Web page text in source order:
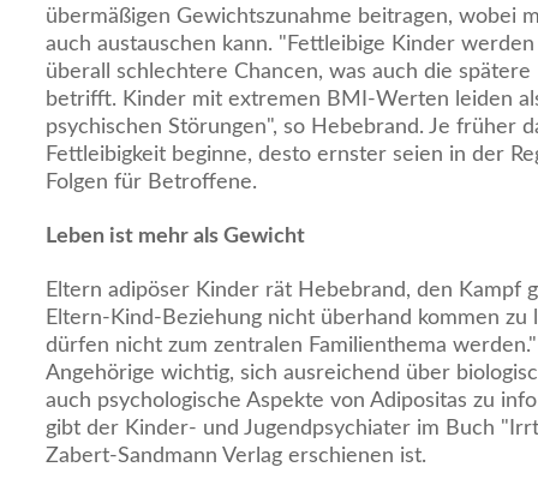
übermäßigen Gewichtszunahme beitragen, wobei
auch austauschen kann. "Fettleibige Kinder
überall schlechtere Chancen, was auch die
betrifft. Kinder mit extremen BMI-Werten leiden
psychischen Störungen", so Hebebrand. Je früher
Fettleibigkeit beginne, desto ernster seien in der
Folgen für Betroffene.
Leben ist mehr als Gewicht
Eltern adipöser Kinder rät Hebebrand, den Kampf
Eltern-Kind-Beziehung nicht überhand kommen zu
dürfen nicht zum zentralen Familienthema
Angehörige wichtig, sich ausreichend über
auch psychologische Aspekte von Adipositas zu
gibt der Kinder- und Jugendpsychiater im Buch
Zabert-Sandmann Verlag erschienen ist.